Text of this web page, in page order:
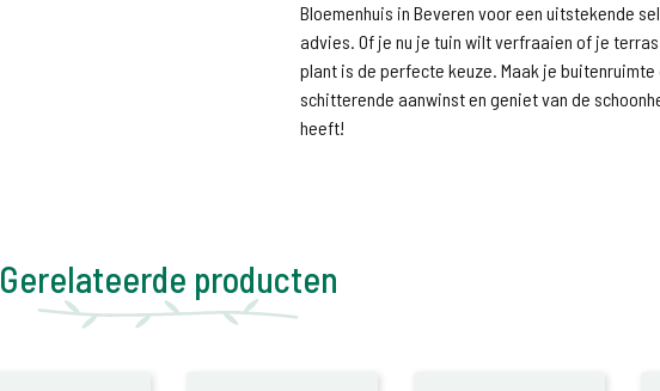
Bloemenhuis in Beveren voor een uitstekende
advies. Of je nu je tuin wilt verfraaien of je
plant is de perfecte keuze. Maak je
schitterende aanwinst en geniet van de
heeft!
Gerelateerde producten